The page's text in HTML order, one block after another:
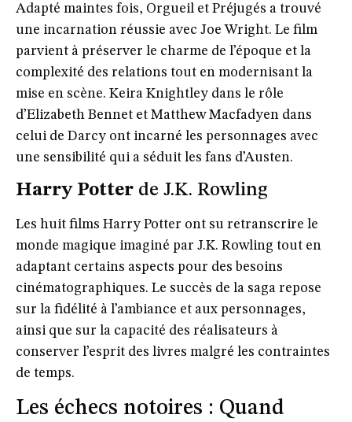
Adapté maintes fois, Orgueil et Préjugés a trouvé
une incarnation réussie avec Joe Wright. Le film
parvient à préserver le charme de l’époque et la
complexité des relations tout en modernisant la
mise en scène. Keira Knightley dans le rôle
d’Elizabeth Bennet et Matthew Macfadyen dans
celui de Darcy ont incarné les personnages avec
une sensibilité qui a séduit les fans d’Austen.
Harry Potter de J.K. Rowling
Les huit films Harry Potter ont su retranscrire le
monde magique imaginé par J.K. Rowling tout en
adaptant certains aspects pour des besoins
cinématographiques. Le succès de la saga repose
sur la fidélité à l’ambiance et aux personnages,
ainsi que sur la capacité des réalisateurs à
conserver l’esprit des livres malgré les contraintes
de temps.
Les échecs notoires : Quand